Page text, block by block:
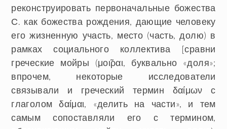
реконструировать первоначальные божества
С. как божества рождения, дающие человеку
его жизненную участь, место (часть, долю) в
рамках социального коллектива [сравни
греческие мойры (μοι̃ραι, буквально «доля»;
впрочем, некоторые исследователи
связывали и греческий термин δαίμων с
глаголом δαίμαι, «делить на части», и тем
самым сопоставляли его с термином,